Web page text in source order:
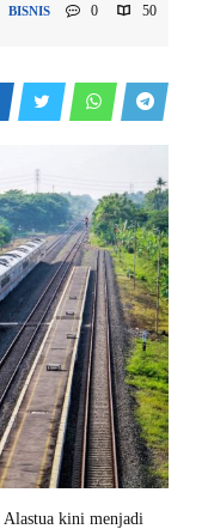
BISNIS 0 50
Alastua kini menjadi